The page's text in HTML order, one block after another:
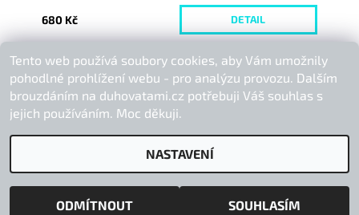
680 Kč DETAIL
Buďte první, kdo napíše příspěvek k této položce.
Přidat komentář
2026 © Duhová Tami, všechna práva vyhrazena
Tento web používá soubory cookies, aby Vám umožnily
pohodlné prohlížení webu - pro analýzu provozu. Dalším
brouzdáním na duhovatami.cz potřebuji Váš souhlas s
jejich používáním. Moc děkuji.
NASTAVENÍ
ODMÍTNOUT SOUHLASÍM